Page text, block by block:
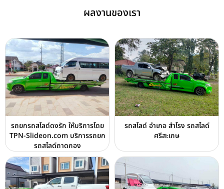
ผลงานของเรา
รถยกรถสไลด์ดงรัก ให้บริการโดย
TPN-Slideon.com บริการรถยก
รถสไลด์ถาดกอง
รถสไลด์ อำเภอ สำโรง รถสไลด์
ศรีสะเกษ